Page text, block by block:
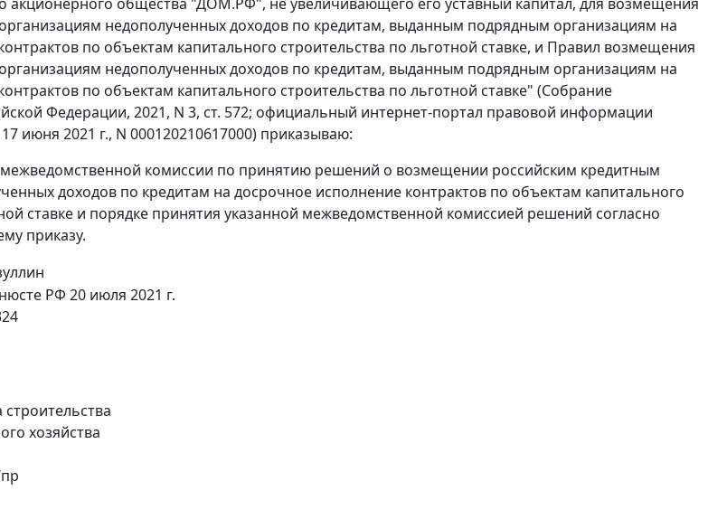
недополученных доходов по кредитам, выданным подрядным организациям на
по объектам капитального строительства по льготной ставке, и Правил возмещения
недополученных доходов по кредитам, выданным подрядным организациям на
по объектам капитального строительства по льготной ставке" (Собрание
Федерации, 2021, N 3, ст. 572; официальный интернет-портал правовой информации
июня 2021 г., N 000120210617000) приказываю:
комиссии по принятию решений о возмещении российским кредитным
доходов по кредитам на досрочное исполнение контрактов по объектам капитального
ставке и порядке принятия указанной межведомственной комиссией решений согласно
приказу.
РФ 20 июля 2021 г.
хозяйства